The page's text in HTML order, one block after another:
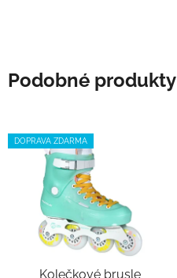
Podobné produkty
DOPRAVA ZDARMA
Kolečkové brusle